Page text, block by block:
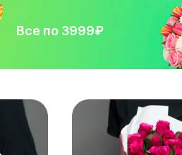
Все по 3999₽